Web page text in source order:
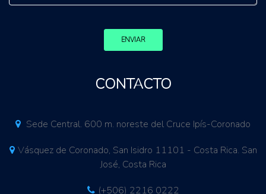
ENVIAR
CONTACTO
Sede Central. 600 m. noreste del Cruce Ipís-Coronado
Vásquez de Coronado, San Isidro 11101 - Costa Rica. San
José, Costa Rica
(+506) 2216 0222